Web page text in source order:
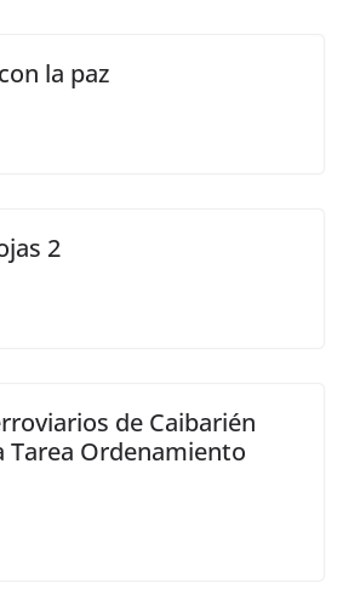
la paz
2
de Caibarién
Tarea Ordenamiento